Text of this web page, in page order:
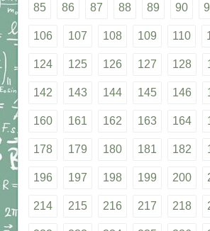
85 86 87 88 89 90
106 107 108 109 110
124 125 126 127 128
142 143 144 145 146
160 161 162 163 164
178 179 180 181 182
196 197 198 199 200
214 215 216 217 218